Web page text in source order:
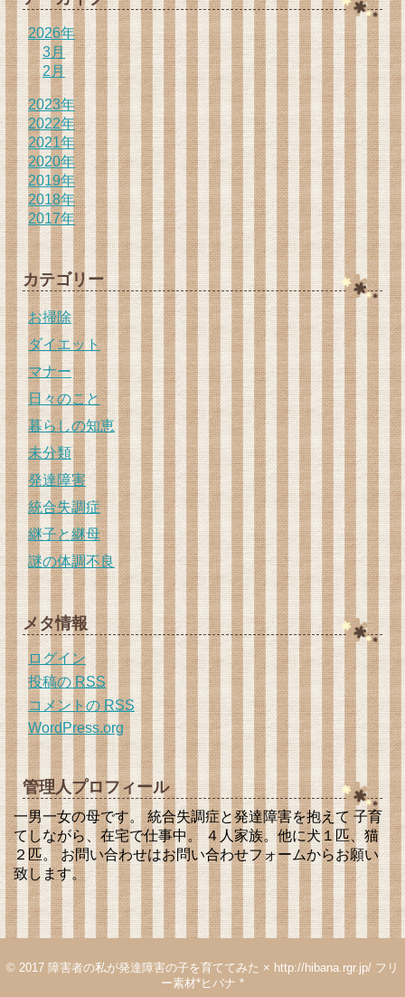
2026年
3月
2月
2023年
2022年
2021年
2020年
2019年
2018年
2017年
カテゴリー
お掃除
ダイエット
マナー
日々のこと
暮らしの知恵
未分類
発達障害
統合失調症
継子と継母
謎の体調不良
メタ情報
ログイン
投稿のRSS
コメントのRSS
WordPress.org
管理人プロフィール
一男一女の母です。 統合失調症と発達障害を抱えて 子育
てしながら、在宅で仕事中。 ４人家族。他に犬１匹、猫
２匹。 お問い合わせはお問い合わせフォームからお願い
致します。
© 2017 障害者の私が発達障害の子を育ててみた